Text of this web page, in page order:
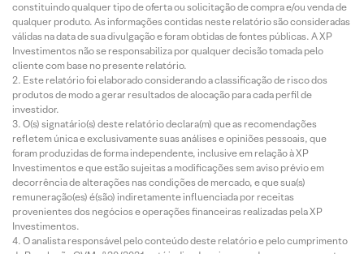
constituindo qualquer tipo de oferta ou solicitação de compra e/ou venda de
qualquer produto. As informações contidas neste relatório são consideradas
válidas na data de sua divulgação e foram obtidas de fontes públicas. A XP
Investimentos não se responsabiliza por qualquer decisão tomada pelo
cliente com base no presente relatório.
Este relatório foi elaborado considerando a classificação de risco dos
produtos de modo a gerar resultados de alocação para cada perfil de
investidor.
O(s) signatário(s) deste relatório declara(m) que as recomendações
refletem única e exclusivamente suas análises e opiniões pessoais, que
foram produzidas de forma independente, inclusive em relação à XP
Investimentos e que estão sujeitas a modificações sem aviso prévio em
decorrência de alterações nas condições de mercado, e que sua(s)
remuneração(es) é(são) indiretamente influenciada por receitas
provenientes dos negócios e operações financeiras realizadas pela XP
Investimentos.
O analista responsável pelo conteúdo deste relatório e pelo cumprimento